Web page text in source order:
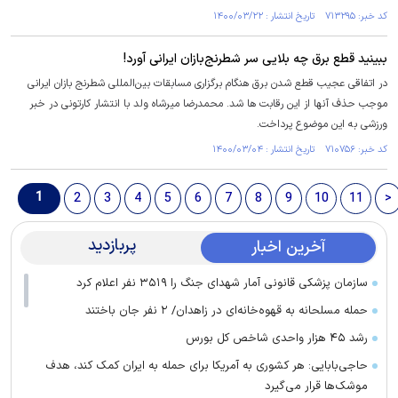
کد خبر: ۷۱۳۲۹۵ تاریخ انتشار : ۱۴۰۰/۰۳/۲۲
ببینید قطع برق چه بلایی سر شطرنج‌بازان ایرانی آورد!
در اتفاقی عجیب قطع شدن برق هنگام برگزاری مسابقات بین‌المللی شطرنج بازان ایرانی
موجب حذف آنها از این رقابت ها شد. محمدرضا میرشاه ولد با انتشار کارتونی در خبر
ورزشی به این موضوع پرداخت.
کد خبر: ۷۱۰۷۵۶ تاریخ انتشار : ۱۴۰۰/۰۳/۰۴
1 2 3 4 5 6 7 8 9 10 11 >
آخرین اخبار پربازدید
سازمان پزشکی قانونی آمار شهدای جنگ را ۳۵۱۹ نفر اعلام کرد
حمله مسلحانه به قهوه‌خانه‌ای در زاهدان/ ۲ نفر جان باختند
رشد ۴۵ هزار واحدی شاخص کل بورس
حاجی‌بابایی: هر کشوری به آمریکا برای حمله به ایران کمک کند، هدف
موشک‌ها قرار می‌گیرد